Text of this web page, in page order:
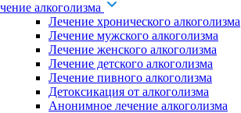
алкоголизма
Лечение хронического алкоголизма
Лечение мужского алкоголизма
Лечение женского алкоголизма
Лечение детского алкоголизма
Лечение пивного алкоголизма
Детоксикация от алкоголизма
Анонимное лечение алкоголизма